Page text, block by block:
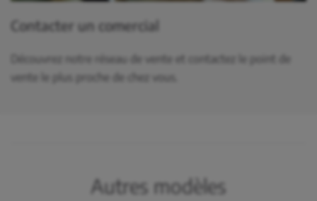
Contacter un comercial
Découvrez notre réseau de vente et contactez le point de
vente le plus proche de chez vous.
Autres modèles